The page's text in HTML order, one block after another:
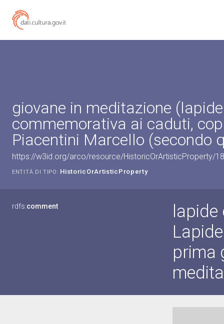
giovane in meditazione (lapide
commemorativa ai caduti,
Piacentini Marcello (secondo
https://w3id.org/arco/resource/HistoricOrArtisticProperty/
ENTITÀ DI TIPO: HistoricOrArtisticProperty
rdfs:comment
prima